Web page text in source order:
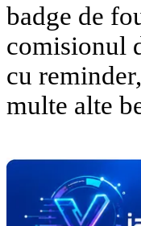
badge de
comisionul
cu
multe alte